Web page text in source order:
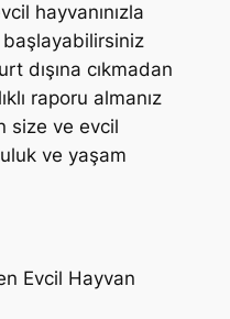
hayvanınızla
dışına cıkmadan
raporu almanız
size ve evcil
ve yaşam
Evcil Hayvan